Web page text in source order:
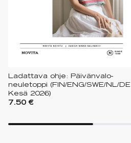
Ladattava ohje: Päivänvalo-
neuletoppi (FIN/ENG/SWE/NL/DE,
Kesä 2026)
7.50 €